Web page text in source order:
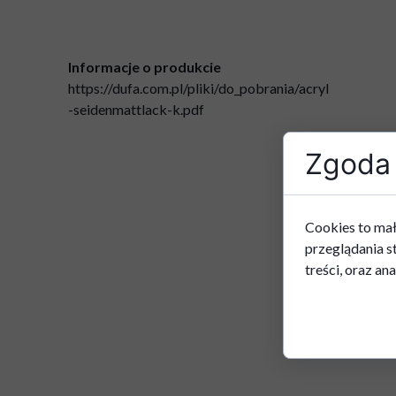
Informacje o produkcie
https://dufa.com.pl/pliki/do_pobrania/acryl
-seidenmattlack-k.pdf
Cookies to
przeglądania
treści, oraz